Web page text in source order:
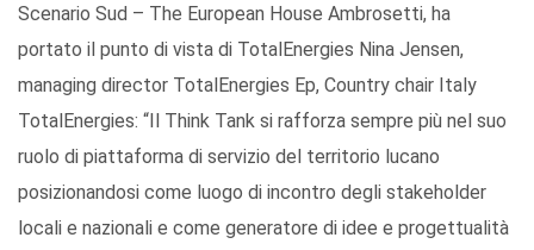
Scenario Sud – The European House Ambrosetti, ha
portato il punto di vista di TotalEnergies Nina Jensen,
managing director TotalEnergies Ep, Country chair Italy
TotalEnergies: “Il Think Tank si rafforza sempre più nel suo
ruolo di piattaforma di servizio del territorio lucano
posizionandosi come luogo di incontro degli stakeholder
locali e nazionali e come generatore di idee e progettualità